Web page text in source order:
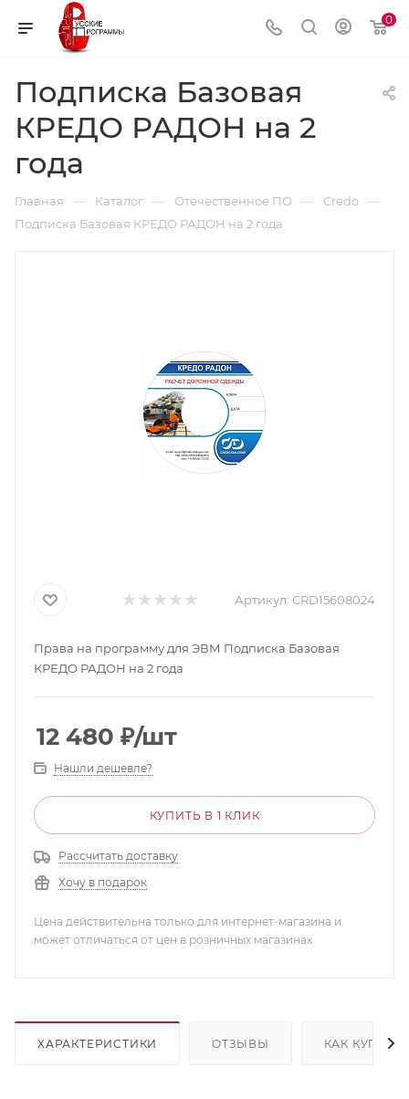
0
Подписка Базовая
КРЕДО РАДОН на 2
года
Главная — Каталог — Отечественное ПО — Credo —
Подписка Базовая КРЕДО РАДОН на 2 года
Артикул: CRD15608024
Права на программу для ЭВМ Подписка Базовая
КРЕДО РАДОН на 2 года
12 480 ₽/шт
Нашли дешевле?
КУПИТЬ В 1 КЛИК
Рассчитать доставку
Хочу в подарок
Цена действительна только для интернет-магазина и
может отличаться от цен в розничных магазинах
ХАРАКТЕРИСТИКИ ОТЗЫВЫ КАК КУПИТЬ